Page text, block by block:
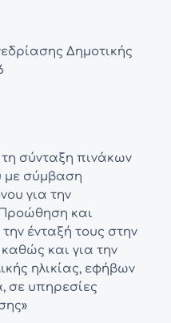
Δημοτικής
σύνταξη πινάκων
με σύμβαση
για την
και
ένταξή τους στην
και για την
ηλικίας, εφήβων
σε υπηρεσίες